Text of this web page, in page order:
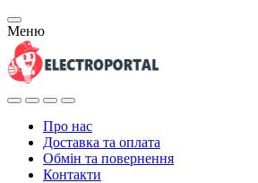
Меню
Про нас
Доставка та оплата
Обмін та повернення
Контакти